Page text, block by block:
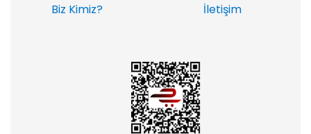
Biz Kimiz?
İletişim